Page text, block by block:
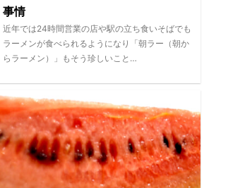
事情
近年では24時間営業の店や駅の立ち食いそばでも
ラーメンが食べられるようになり「朝ラー（朝か
らラーメン）」もそう珍しいこと…